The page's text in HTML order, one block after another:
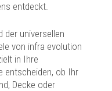
entdeckt.
der universellen
von infra evolution
in Ihre
entscheiden, ob Ihr
Decke oder